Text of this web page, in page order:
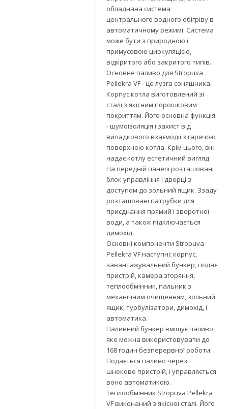
обладнана система
центрального водного обігріву в
автоматичному режимі. Система
може бути з природною і
примусовою циркуляцією,
відкритого або закритого типів.
Основне паливо для Stropuva
Pellekra VF - це лузга соняшника.
Корпус котла виготовлений зі
сталі з якісним порошковим
покриттям. Його основна функція
- шумоізоляція і захист від
випадкового взаємодії з гарячою
поверхнею котла. Крім цього, він
надає котлу естетичний вигляд.
На передній панелі розташовані
блок управління і дверці з
доступом до зольний ящик. Ззаду
розташовані патрубки для
приєднання прямий і зворотної
води, а також підключається
димохід.
Основні компоненти Stropuva
Pellekra VF наступні: корпус,
завантажувальний бункер, подає
пристрій, камера згоряння,
теплообмінник, пальник з
механічним очищенням, зольний
ящик, турбулізатори, димохід, і
автоматика.
Паливний бункер вміщує паливо,
яке можна використовувати до
168 годин безперервної роботи.
Подається паливо через
шнекове пристрій, і управляється
воно автоматикою.
Теплообмінник Stropuva Pellekra
VF виконаний з якісної сталі. Його